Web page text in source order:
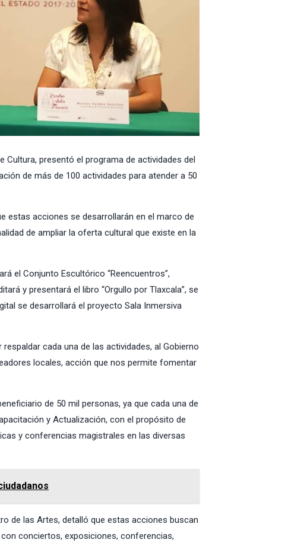
Cultura, presentó el programa de actividades del
de más de 100 actividades para atender a 50
estas acciones se desarrollarán en el marco de
de ampliar la oferta cultural que existe en la
el Conjunto Escultórico “Reencuentros”,
y presentará el libro “Orgullo por Tlaxcala”, se
se desarrollará el proyecto Sala Inmersiva
cada una de las actividades, al Gobierno
locales, acción que nos permite fomentar
de 50 mil personas, ya que cada una de
y Actualización, con el propósito de
y conferencias magistrales en las diversas
de las Artes, detalló que estas acciones buscan
conciertos, exposiciones, conferencias,